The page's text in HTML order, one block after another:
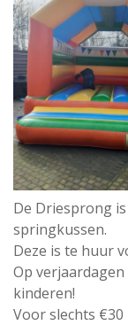
De Driesprong
springkussen.
Deze is te huur
Op
kinderen!
Voor slechts